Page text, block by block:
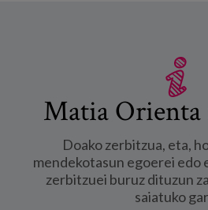
Matia Orienta
Doako zerbitzua, eta,
mendekotasun egoerei edo
zerbitzuei buruz dituzun
saiatuko